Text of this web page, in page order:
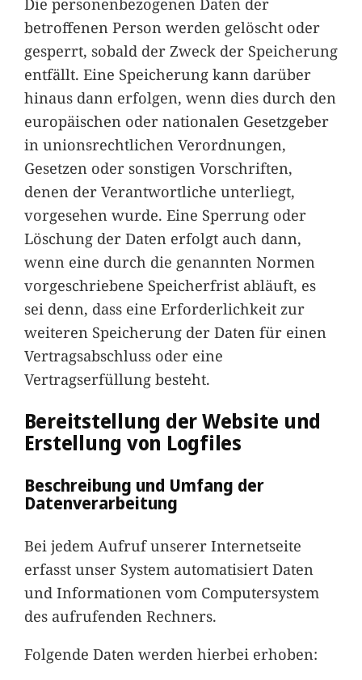
betroffenen Person werden gelöscht oder
gesperrt, sobald der Zweck der Speicherung
entfällt. Eine Speicherung kann darüber
hinaus dann erfolgen, wenn dies durch den
europäischen oder nationalen Gesetzgeber
in unionsrechtlichen Verordnungen,
Gesetzen oder sonstigen Vorschriften,
denen der Verantwortliche unterliegt,
vorgesehen wurde. Eine Sperrung oder
Löschung der Daten erfolgt auch dann,
wenn eine durch die genannten Normen
vorgeschriebene Speicherfrist abläuft, es
sei denn, dass eine Erforderlichkeit zur
weiteren Speicherung der Daten für einen
Vertragsabschluss oder eine
Vertragserfüllung besteht.
Bereitstellung der Website und
Erstellung von Logfiles
Beschreibung und Umfang der
Datenverarbeitung
Bei jedem Aufruf unserer Internetseite
erfasst unser System automatisiert Daten
und Informationen vom Computersystem
des aufrufenden Rechners.
Folgende Daten werden hierbei erhoben: